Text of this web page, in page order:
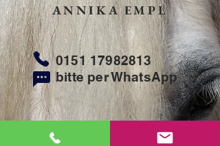
ANNIKA EMPL
0151 17982813
bitte per WhatsApp